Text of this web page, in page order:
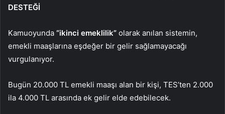
DESTEĞİ
Kamuoyunda “ikinci emeklilik” olarak anılan sistemin,
emekli maaşlarına eşdeğer bir gelir sağlamayacağı
vurgulanıyor.
Bugün 20.000 TL emekli maaşı alan bir kişi, TES’ten 2.000
ila 4.000 TL arasında ek gelir elde edebilecek.